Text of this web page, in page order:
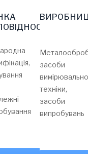
засоби
техніки,
засоби
випробувань